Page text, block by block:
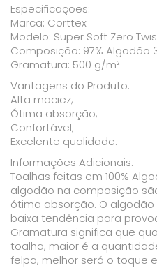
Especificações:
Marca: Corttex
Modelo: Super Soft Zero
Composição: 97% Algodão
Gramatura: 500 g/m²
Vantagens do Produto:
Alta maciez;
Ótima absorção;
Confortável;
Excelente qualidade.
Informações Adicionais:
Toalhas feitas em 100%
algodão na composição
ótima absorção. O
baixa tendência para
Gramatura significa que
toalha, maior é a
felpa, melhor será o toque